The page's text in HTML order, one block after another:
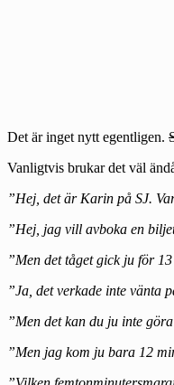
Det är inget nytt egentligen.
Vanligtvis brukar det väl
”Hej, det är Karin på SJ.
”Hej, jag vill avboka en
”Men det tåget gick ju för
”Ja, det verkade inte vänta
”Men det kan du ju inte
”Men jag kom ju bara 12